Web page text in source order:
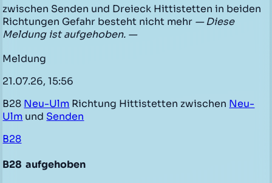
zwischen Senden und Dreieck Hittistetten in beiden
Richtungen Gefahr besteht nicht mehr — Diese
Meldung ist aufgehoben. —
Meldung
21.07.26, 15:56
B28 Neu-Ulm Richtung Hittistetten zwischen Neu-
Ulm und Senden
B28
B28 aufgehoben